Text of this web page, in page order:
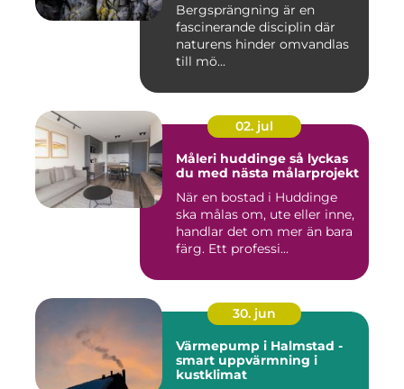
Bergsprängning är en
fascinerande disciplin där
naturens hinder omvandlas
till mö...
02. jul
Måleri huddinge så lyckas
du med nästa målarprojekt
När en bostad i Huddinge
ska målas om, ute eller inne,
handlar det om mer än bara
färg. Ett professi...
30. jun
Värmepump i Halmstad -
smart uppvärmning i
kustklimat